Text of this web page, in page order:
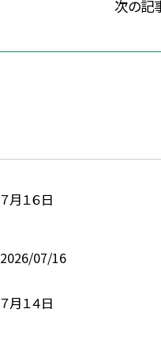
次の記
７月１６日
2026/07/16
７月１４日